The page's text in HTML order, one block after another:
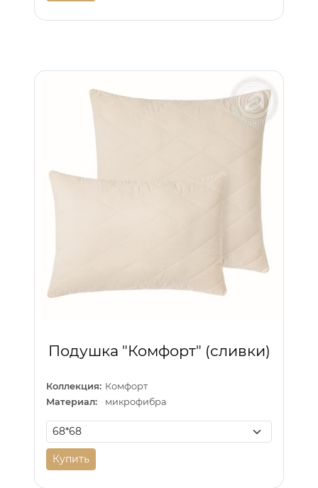
Подушка "Комфорт" (сливки)
Коллекция: Комфорт
Материал:
микрофибра
Купить